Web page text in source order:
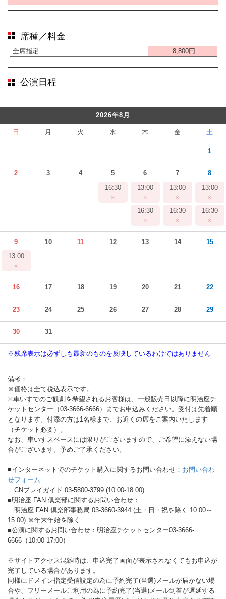
席種／料金
全席指定 8,800円
公演日程
2026年8月
日 月 火 水 木 金 土
1
2 3 4
5
16:30
×
6
13:00
×
16:30
×
7
13:00
×
16:30
×
8
13:00
×
16:30
×
9
13:00
×
10 11 12 13 14 15
16 17 18 19 20 21 22
23 24 25 26 27 28 29
30 31
※残席表示は必ずしも最新のものを反映しているわけではありません
備考：
※価格は全て税込表示です。
※車いすでのご観劇を希望されるお客様は、一般販売日以降に明治座チ
ケットセンター（03-3666-6666）までお申込みください。受付は先着順
となります。付添の方は1名様まで、お近くの席をご案内いたします
（チケット必要）。
なお、車いすスペースには限りがございますので、ご希望に添えない場
合がございます。予めご了承ください。
■インターネットでのチケット購入に関するお問い合わせ： お問い合わ
せフォーム
CNプレイガイド 03-5800-3799 (10:00-18:00)
■明治座 FAN 倶楽部に関するお問い合わせ：
明治座 FAN 倶楽部事務局 03-3660-3944 (土・日・祝を除く 10:00～
15:00) ※年末年始を除く
■公演に関するお問い合わせ：明治座チケットセンター03-3666-
6666（10:00-17:00）
※サイトアクセス混雑時は、申込完了画面が表示されなくてもお申込が
完了している場合があります。
同様にドメイン指定受信設定の為に予約完了(当選)メールが届かない場
合や、フリーメールご利用の為に予約完了(当選)メール到着が遅延する